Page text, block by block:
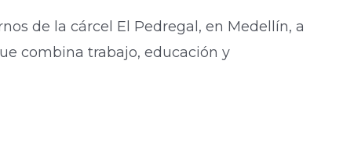
de la cárcel El Pedregal, en Medellín, a
combina trabajo, educación y